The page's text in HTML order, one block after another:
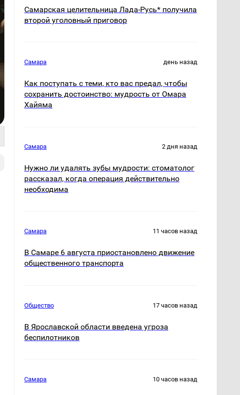
Самарская целительница Лада-Русь* получила
второй уголовный приговор
Самара день назад
Как поступать с теми, кто вас предал, чтобы
сохранить достоинство: мудрость от Омара
Хайяма
Самара 2 дня назад
Нужно ли удалять зубы мудрости: стоматолог
рассказал, когда операция действительно
необходима
Самара 11 часов назад
В Самаре 6 августа приостановлено движение
общественного транспорта
Общество 17 часов назад
В Ярославской области введена угроза
беспилотников
Самара 10 часов назад